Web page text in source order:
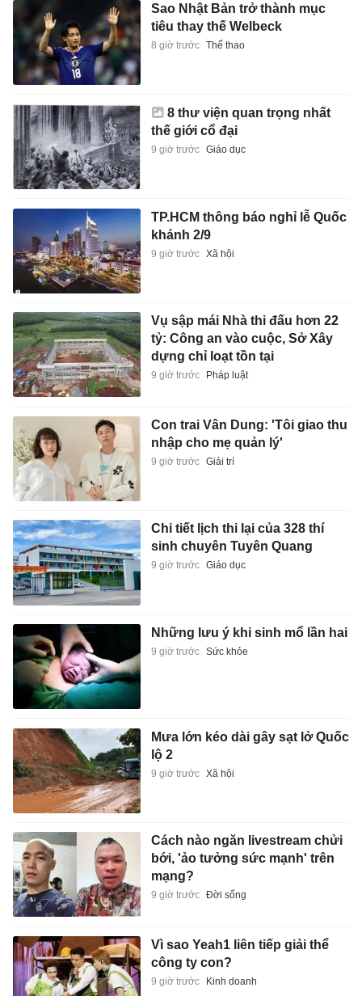
Sao Nhật Bản trở thành mục
tiêu thay thế Welbeck
8 giờ trước Thể thao
8 thư viện quan trọng nhất
thế giới cổ đại
9 giờ trước Giáo dục
TP.HCM thông báo nghỉ lễ Quốc
khánh 2/9
9 giờ trước Xã hội
Vụ sập mái Nhà thi đấu hơn 22
tỷ: Công an vào cuộc, Sở Xây
dựng chỉ loạt tồn tại
9 giờ trước Pháp luật
Con trai Vân Dung: 'Tôi giao thu
nhập cho mẹ quản lý'
9 giờ trước Giải trí
Chi tiết lịch thi lại của 328 thí
sinh chuyên Tuyên Quang
9 giờ trước Giáo dục
Những lưu ý khi sinh mổ lần hai
9 giờ trước Sức khỏe
Mưa lớn kéo dài gây sạt lở Quốc
lộ 2
9 giờ trước Xã hội
Cách nào ngăn livestream chửi
bới, 'ảo tưởng sức mạnh' trên
mạng?
9 giờ trước Đời sống
Vì sao Yeah1 liên tiếp giải thể
công ty con?
9 giờ trước Kinh doanh